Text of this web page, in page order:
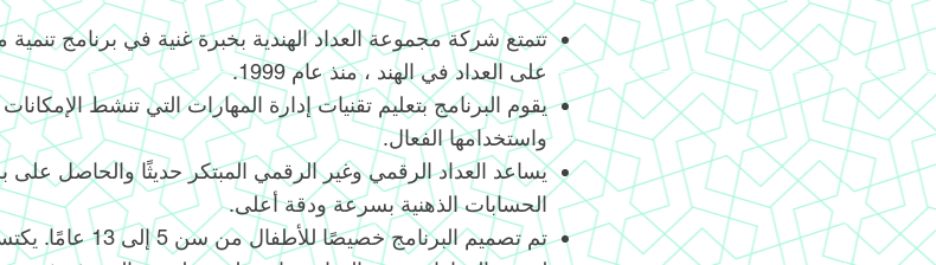
تتمتع شركة مجموعة العداد الهندية بخبرة غنية في برنامج
على العداد في الهند ، منذ عام 1999.
يقوم البرنامج بتعليم تقنيات إدارة المهارات التي تنشط الإمكانات
واستخدامها الفعال.
يساعد العداد الرقمي وغير الرقمي المبتكر حديثًا والحاصل على
الحسابات الذهنية بسرعة ودقة أعلى.
تم تصميم البرنامج